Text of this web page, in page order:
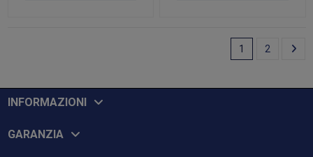
1 2
INFORMAZIONI
GARANZIA